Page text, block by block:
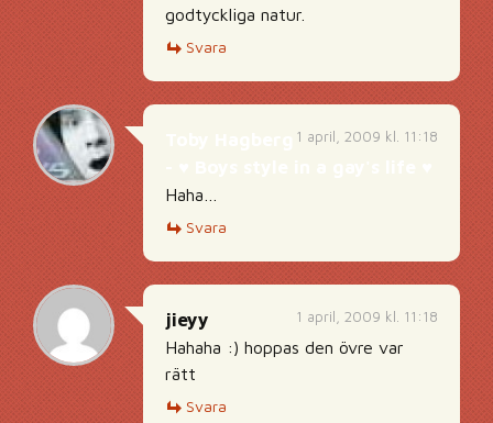
godtyckliga natur.
Svara
1 april, 2009 kl. 11:18
Haha…
Svara
1 april, 2009 kl. 11:18
jieyy
Hahaha :) hoppas den övre var
rätt
Svara